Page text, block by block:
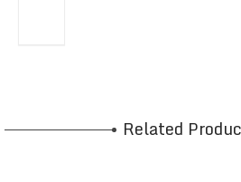
Related